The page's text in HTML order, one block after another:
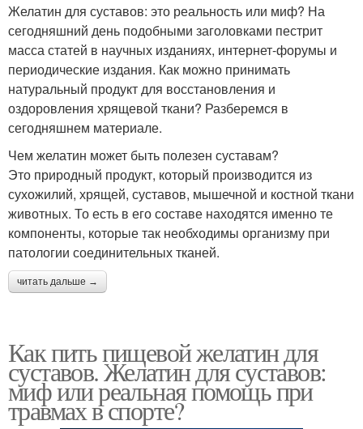
Желатин для суставов: это реальность или миф? На
сегодняшний день подобными заголовками пестрит
масса статей в научных изданиях, интернет-форумы и
периодические издания. Как можно принимать
натуральный продукт для восстановления и
оздоровления хрящевой ткани? Разберемся в
сегодняшнем материале.
Чем желатин может быть полезен суставам?
Это природный продукт, который производится из
сухожилий, хрящей, суставов, мышечной и костной ткани
животных. То есть в его составе находятся именно те
компоненты, которые так необходимы организму при
патологии соединительных тканей.
читать дальше →
Как пить пищевой желатин для
суставов. Желатин для суставов:
миф или реальная помощь при
травмах в спорте?